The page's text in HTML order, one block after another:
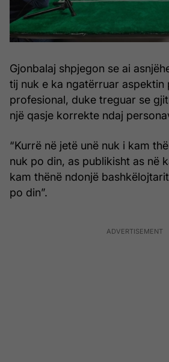
Gjonbalaj shpjegon se ai
tij nuk e ka ngatërruar aspektin
profesional, duke treguar se
një qasje korrekte ndaj
“Kurrë në jetë unë nuk i kam
nuk po din, as publikisht as në
kam thënë ndonjë
po din”.